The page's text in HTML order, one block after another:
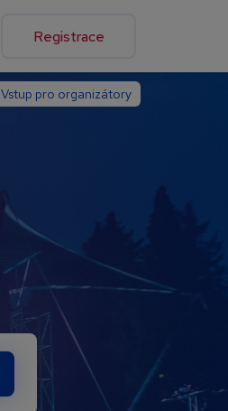
Registrace
Vstup pro organizátory